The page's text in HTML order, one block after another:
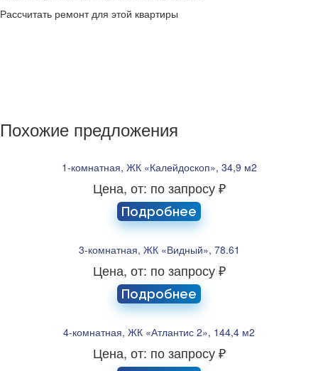
Рассчитать ремонт для этой квартиры
Похожие предложения
1-комнатная, ЖК «Калейдоскоп», 34,9 м2
Цена, от: по запросу ₽
Подробнее
3-комнатная, ЖК «Видный», 78.61
Цена, от: по запросу ₽
Подробнее
4-комнатная, ЖК «Атлантис 2», 144,4 м2
Цена, от: по запросу ₽